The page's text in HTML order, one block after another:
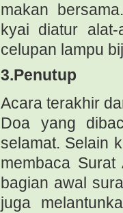
makan
kyai diatur
celupan lampu
3.Penutup
Acara terakhir
Doa yang
selamat. Selain
membaca
bagian awal
juga